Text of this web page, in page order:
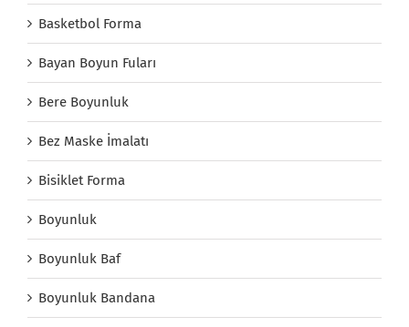
Basketbol Forma
Bayan Boyun Fuları
Bere Boyunluk
Bez Maske İmalatı
Bisiklet Forma
Boyunluk
Boyunluk Baf
Boyunluk Bandana